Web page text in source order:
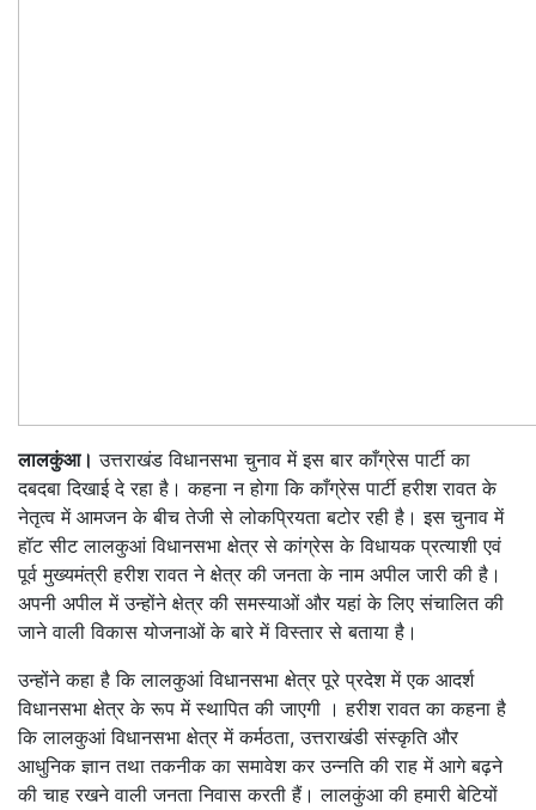
लालकुंआ। उत्तराखंड विधानसभा चुनाव में इस बार काँग्रेस पार्टी का
दबदबा दिखाई दे रहा है। कहना न होगा कि काँग्रेस पार्टी हरीश रावत के
नेतृत्व में आमजन के बीच तेजी से लोकप्रियता बटोर रही है। इस चुनाव में
हॉट सीट लालकुआं विधानसभा क्षेत्र से कांग्रेस के विधायक प्रत्याशी एवं
पूर्व मुख्यमंत्री हरीश रावत ने क्षेत्र की जनता के नाम अपील जारी की है।
अपनी अपील में उन्होंने क्षेत्र की समस्याओं और यहां के लिए संचालित की
जाने वाली विकास योजनाओं के बारे में विस्तार से बताया है।
उन्होंने कहा है कि लालकुआं विधानसभा क्षेत्र पूरे प्रदेश में एक आदर्श
विधानसभा क्षेत्र के रूप में स्थापित की जाएगी । हरीश रावत का कहना है
कि लालकुआं विधानसभा क्षेत्र में कर्मठता, उत्तराखंडी संस्कृति और
आधुनिक ज्ञान तथा तकनीक का समावेश कर उन्नति की राह में आगे बढ़ने
की चाह रखने वाली जनता निवास करती हैं। लालकुंआ की हमारी बेटियों